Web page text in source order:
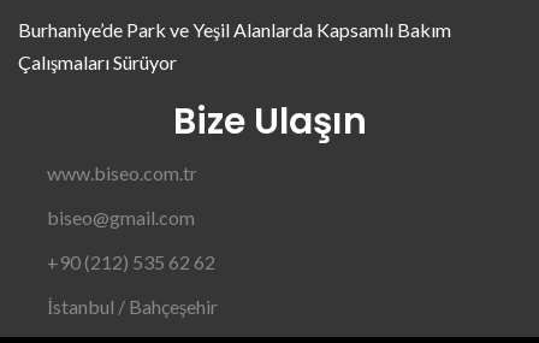
Burhaniye’de Park ve Yeşil Alanlarda Kapsamlı Bakım
Çalışmaları Sürüyor
Bize Ulaşın
www.biseo.com.tr
biseo@gmail.com
+90 (212) 535 62 62
İstanbul / Bahçeşehir